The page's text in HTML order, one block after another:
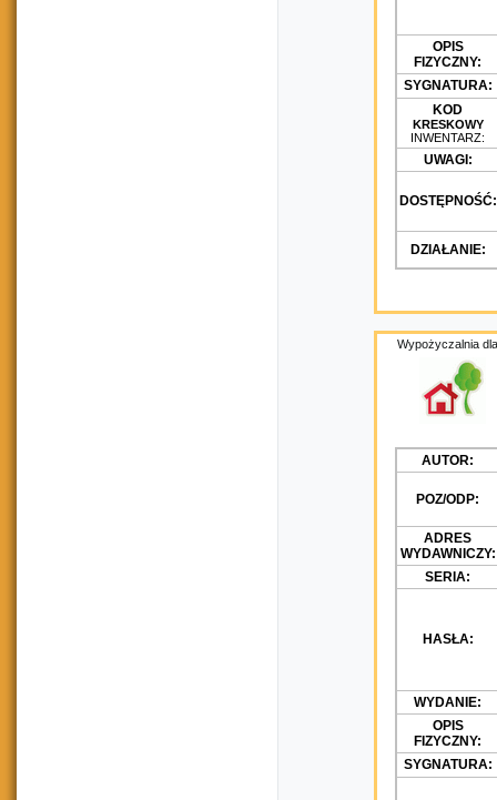
OPIS
FIZYCZNY:
SYGNATURA:
KOD
KRESKOWY
INWENTARZ:
UWAGI:
DOSTĘPNOŚĆ:
DZIAŁANIE:
Wypożyczalnia
AUTOR:
POZ/ODP:
ADRES
WYDAWNICZY:
SERIA:
HASŁA:
WYDANIE:
OPIS
FIZYCZNY:
SYGNATURA: